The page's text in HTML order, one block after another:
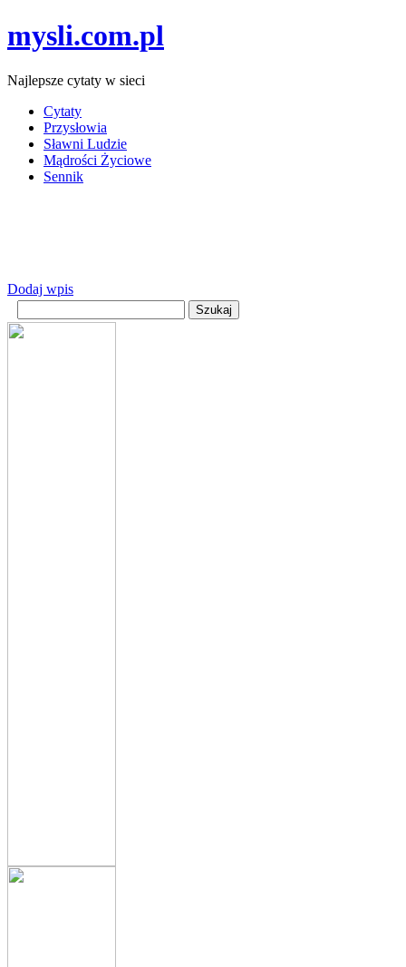
mysli.com.pl
Najlepsze cytaty w sieci
Cytaty
Przysłowia
Sławni Ludzie
Mądrości Życiowe
Sennik
Dodaj wpis